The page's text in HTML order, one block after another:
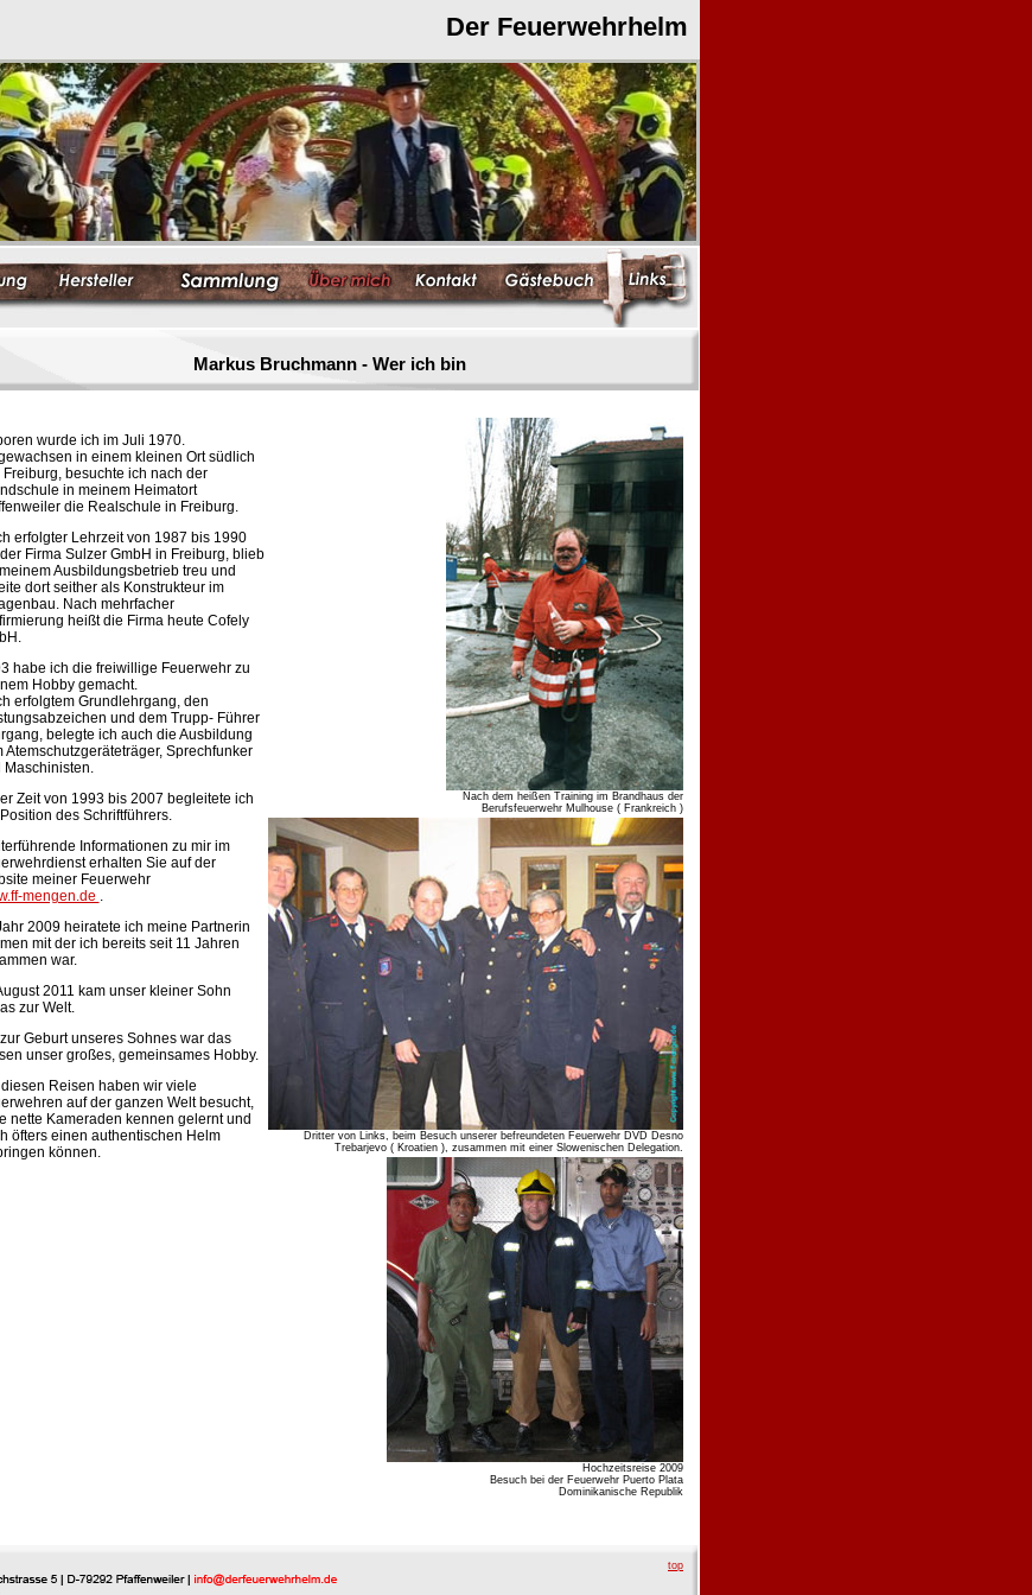
Der Feuerwehrhelm
Markus Bruchmann - Wer ich bin
wurde ich im Juli 1970.
in einem kleinen Ort südlich
Freiburg, besuchte ich nach der
in meinem Heimatort
die Realschule in Freiburg.
erfolgter Lehrzeit von 1987 bis 1990
Firma Sulzer GmbH in Freiburg, blieb
Ausbildungsbetrieb treu und
dort seither als Konstrukteur im
Nach mehrfacher
heißt die Firma heute Cofely
habe ich die freiwillige Feuerwehr zu
Hobby gemacht.
erfolgtem Grundlehrgang, den
und dem Trupp- Führer
belegte ich auch die Ausbildung
Atemschutzgeräteträger, Sprechfunker
Maschinisten.
Zeit von 1993 bis 2007 begleitete ich
des Schriftführers.
Informationen zu mir im
erhalten Sie auf der
meiner Feuerwehr
mengen.de .
2009 heiratete ich meine Partnerin
mit der ich bereits seit 11 Jahren
war.
2011 kam unser kleiner Sohn
zur Welt.
Geburt unseres Sohnes war das
unser großes, gemeinsames Hobby.
diesen Reisen haben wir viele
auf der ganzen Welt besucht,
nette Kameraden kennen gelernt und
öfters einen authentischen Helm
können.
Nach dem heißen Training im Brandhaus der
Berufsfeuerwehr Mulhouse ( Frankreich )
Dritter von Links, beim Besuch unserer befreundeten Feuerwehr DVD Desno
Trebarjevo ( Kroatien ), zusammen mit einer Slowenischen Delegation.
Hochzeitsreise 2009
Besuch bei der Feuerwehr Puerto Plata
Dominikanische Republik
top